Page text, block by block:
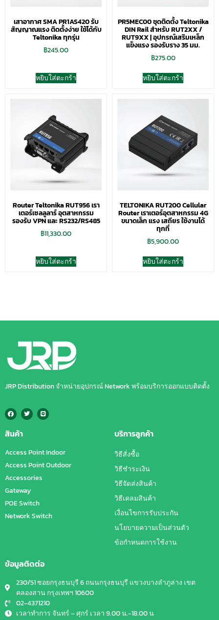
เสาอากาศ SMA PR1AS420 รับ
สัญญาณแรง ติดตั้งง่าย ใช้ได้กับ
Teltonika ทุกรุ่น
฿245.00
หยิบใส่ตะกร้า
PR5MEC00 ชุดติดตั้ง Teltonika
DIN Rail สำหรับ RUT2XX /
RUT9XX | อุปกรณ์เสริมเหล็ก
แข็งแรง รองรับราง 35 มม.
฿275.00
หยิบใส่ตะกร้า
Router Teltonika RUT956 เรา
เตอร์เซลลูลาร์ อุตสาหกรรม
รองรับ VPN และ RS232/RS485
฿11,330.00
หยิบใส่ตะกร้า
TELTONIKA RUT200 Cellular
Router เราเตอร์อุตสาหกรรม 4G
ขนาดเล็ก แรง เสถียร ใช้งานได้
ทุกที่
฿5,900.00
หยิบใส่ตะกร้า
JRP Distribution จำหน่ายอุปกรณ์ Network พร้อมบริการออกแบบติดตั้ง
สินค้า
Access Point Indoor
Access Point Outdoor
Accessories
Gateway
POE Switch
Network Switch
บริการลูกค้า
วิธีสั่งซื้อ
วิธีชำระเงิน
วิธีจัดส่งสินค้า
วิธีเคลมสินค้า
เงื่อนไขการรับประกัน
นโยบายความเป็นส่วนตัว
ข้อกำหนดการใช้งาน
ข้อมูลติดต่อ
230/51 ซอยกรุงธนบุรี 6 ถนนกรุงธนบุรี แขวงบางลำภูล่าง เขต
คลองสาน กรุงเทพฯ 10600
02-4371210
เวลาทำการ จันทร์ – ศุกร์ เวลา 9.00 น.-18.00 น